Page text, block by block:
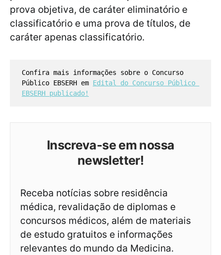
prova objetiva, de caráter eliminatório e
classificatório e uma prova de títulos, de
caráter apenas classificatório.
Confira mais informações sobre o Concurso
Público EBSERH em Edital do Concurso Público
EBSERH publicado!
Inscreva-se em nossa
newsletter!
Receba notícias sobre residência
médica, revalidação de diplomas e
concursos médicos, além de materiais
de estudo gratuitos e informações
relevantes do mundo da Medicina.